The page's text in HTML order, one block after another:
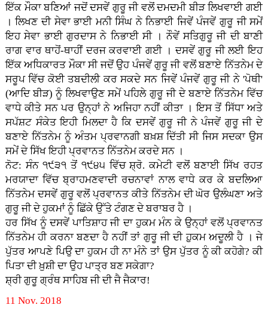
ਇੱਕ ਮੌਕਾ ਬਣਿਆਂ ਜਦੋਂ ਦਸਵੇਂ ਗੁਰੂ ਜੀ ਵਲੋਂ ਦਮਦਮੀ ਬੀੜ ਲਿਖਵਾਈ ਗਈ
। ਲਿਖਣ ਦੀ ਸੇਵਾ ਭਾਈ ਮਨੀ ਸਿੰਘ ਨੇ ਨਿਭਾਈ ਜਿਵੇਂ ਪੰਜਵੇਂ ਗੁਰੂ ਜੀ ਸਮੇਂ
ਇਹ ਸੇਵਾ ਭਾਈ ਗੁਰਦਾਸ ਨੇ ਨਿਭਾਈ ਸੀ । ਨੌਵੇਂ ਸਤਿਗੁਰੂ ਜੀ ਦੀ ਬਾਣੀ
ਰਾਗ ਵਾਰ ਥਾਹੋਂ-ਥਾਹੀਂ ਦਰਜ ਕਰਵਾਈ ਗਈ । ਦਸਵੇਂ ਗੁਰੂ ਜੀ ਲਈ ਇਹ
ਇੱਕ ਅਧਿਕਾਰਤ ਮੌਕਾ ਸੀ ਜਦੋਂ ਉਹ ਪੰਜਵੇਂ ਗੁਰੂ ਜੀ ਵਲੋਂ ਬਣਾਏ ਨਿੱਤਨੇਮ ਦੇ
ਸਰੂਪ ਵਿੱਚ ਕੋਈ ਤਬਦੀਲੀ ਕਰ ਸਕਦੇ ਸਨ ਜਿਵੇਂ ਪੰਜਵੇਂ ਗੁਰੂ ਜੀ ਨੇ 'ਪੋਥੀ'
(ਆਦਿ ਬੀੜ) ਨੂੰ ਲਿਖਵਾਉਣ ਸਮੇਂ ਪਹਿਲੇ ਗੁਰੂ ਜੀ ਦੇ ਬਣਾਏ ਨਿੱਤਨੇਮ ਵਿੱਚ
ਵਾਧੇ ਕੀਤੇ ਸਨ ਪਰ ਉਨ੍ਹਾਂ ਨੇ ਅਜਿਹਾ ਨਹੀਂ ਕੀਤਾ । ਇਸ ਤੋਂ ਸਿੱਧਾ ਅਤੇ
ਸਪੱਸ਼ਟ ਸੰਕੇਤ ਇਹੀ ਮਿਲਦਾ ਹੈ ਕਿ ਦਸਵੇਂ ਗੁਰੂ ਜੀ ਨੇ ਪੰਜਵੇਂ ਗੁਰੂ ਜੀ ਦੇ
ਬਣਾਏ ਨਿੱਤਨੇਮ ਨੂੰ ਅੰਤਮ ਪ੍ਰਵਾਨਗੀ ਬਖ਼ਸ਼ ਦਿੱਤੀ ਸੀ ਜਿਸ ਸਦਕਾ ਉਸ
ਸਮੇਂ ਦੇ ਸਿੱਖ ਇਹੀ ਪ੍ਰਵਾਨਤ ਨਿੱਤਨੇਮ ਕਰਦੇ ਸਨ ।
ਨੋਟ: ਸੰਨ ੧੯੩੧ ਤੋਂ ੧੯੪੫ ਵਿੱਚ ਸ਼੍ਰੋ. ਕਮੇਟੀ ਵਲੋਂ ਬਣਾਈ ਸਿੱਖ ਰਹਤ
ਮਰਯਾਦਾ ਵਿੱਚ ਬ੍ਰਾਹਮਣਵਾਦੀ ਰਚਨਾਵਾਂ ਨਾਲ ਵਾਧੇ ਕਰ ਕੇ ਬਦਲਿਆ
ਨਿੱਤਨੇਮ ਦਸਵੇਂ ਗੁਰੂ ਵਲੋਂ ਪ੍ਰਵਾਨਤ ਕੀਤੇ ਨਿੱਤਨੇਮ ਦੀ ਘੋਰ ਉਲੰਘਣਾ ਅਤੇ
ਗੁਰੂ ਜੀ ਦੇ ਹੁਕਮਾਂ ਨੂੰ ਛਿੱਕੇ ਉੱਤੇ ਟੰਗਣ ਦੇ ਬਰਾਬਰ ਹੈ ।
ਹਰ ਸਿੱਖ ਨੂੰ ਦਸਵੇਂ ਪਾਤਿਸ਼ਾਹ ਜੀ ਦਾ ਹੁਕਮ ਮੰਨ ਕੇ ਉਨ੍ਹਾਂ ਵਲੋਂ ਪ੍ਰਵਾਨਤ
ਨਿੱਤਨੇਮ ਹੀ ਕਰਨਾ ਬਣਦਾ ਹੈ ਨਹੀਂ ਤਾਂ ਗੁਰੂ ਜੀ ਦੀ ਹ਼ੁਕਮ ਅ਼ਦੂਲੀ ਹੈ । ਜੇ
ਪੁੱਤਰ ਆਪਣੇ ਪਿਉ ਦਾ ਹੁਕਮ ਹੀ ਨਾ ਮੰਨੇ ਤਾਂ ਉਸ ਪੁੱਤਰ ਨੂੰ ਕੀ ਕਹੋਗੇ? ਕੀ
ਪਿਤਾ ਦੀ ਖ਼ੁਸ਼ੀ ਦਾ ਉਹ ਪਾਤ੍ਰ ਬਣ ਸਕੇਗਾ?
ਸ਼੍ਰੀ ਗੁਰੂ ਗ੍ਰੰਥ ਸਾਹਿਬ ਜੀ ਦੀ ਜੈ ਜੈਕਾਰ!
11 Nov. 2018